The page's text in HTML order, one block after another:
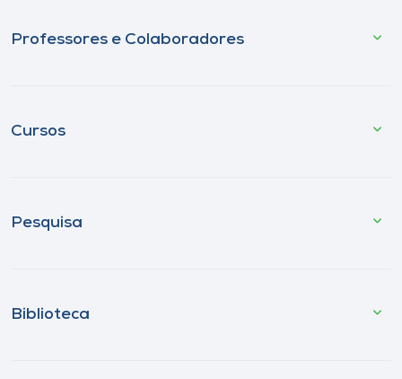
Professores e Colaboradores
Cursos
Pesquisa
Biblioteca